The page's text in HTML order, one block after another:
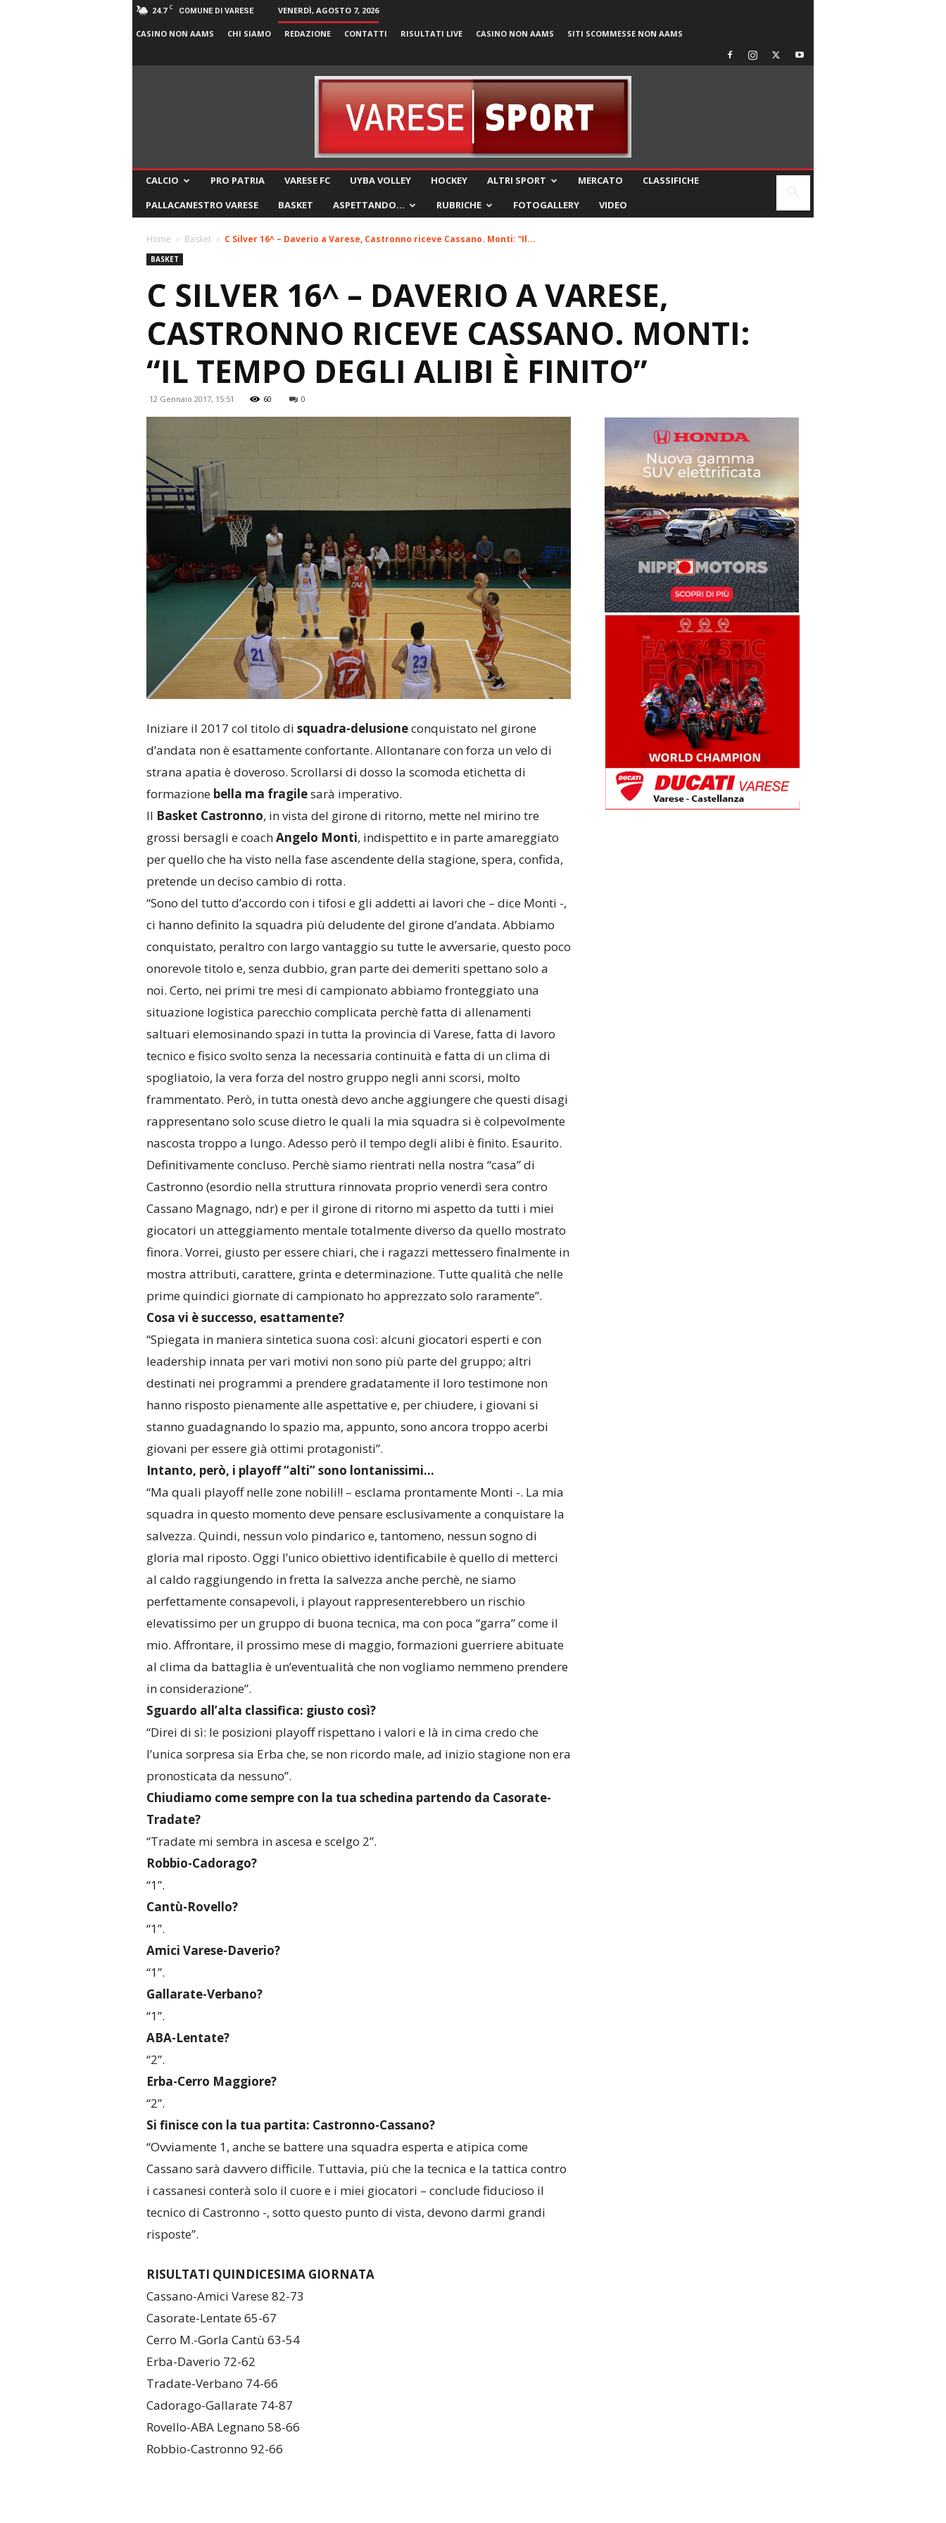
24.7 C COMUNE DI VARESE VENERDÌ, AGOSTO 7, 2026
CASINO NON AAMS CHI SIAMO REDAZIONE CONTATTI RISULTATI LIVE CASINO NON AAMS SITI SCOMMESSE NON AAMS
CALCIO PRO PATRIA VARESE FC UYBA VOLLEY HOCKEY ALTRI SPORT MERCATO
CLASSIFICHE
PALLACANESTRO VARESE
BASKET ASPETTANDO… RUBRICHE FOTOGALLERY VIDEO
Home Basket C Silver 16^ – Daverio a Varese, Castronno riceve Cassano. Monti: “Il...
BASKET
C SILVER 16^ – DAVERIO A VARESE,
CASTRONNO RICEVE CASSANO. MONTI:
“IL TEMPO DEGLI ALIBI È FINITO”
12 Gennaio 2017, 15:51 60 0
Iniziare il 2017 col titolo di squadra-delusioneconquistato nel girone
d’andata non è esattamente confortante. Allontanare con forza un velo di
strana apatia è doveroso. Scrollarsi di dosso la scomoda etichetta di
formazione bella ma fragilesarà imperativo.
Il Basket Castronno, in vista del girone di ritorno, mette nel mirino tre
grossi bersagli e coachAngelo Monti, indispettito e in parte amareggiato
per quello che ha visto nella fase ascendente della stagione, spera, confida,
pretende un deciso cambio di rotta.
“Sono del tutto d’accordo con i tifosi e gli addetti ai lavori che – dice Monti -,
ci hanno definito la squadra più deludente del girone d’andata. Abbiamo
conquistato, peraltro con largo vantaggio su tutte le avversarie, questo poco
onorevole titolo e, senza dubbio, gran parte dei demeriti spettano solo a
noi. Certo, nei primi tre mesi di campionato abbiamo fronteggiato una
situazione logistica parecchio complicata perchè fatta di allenamenti
saltuari elemosinando spazi in tutta la provincia di Varese, fatta di lavoro
tecnico e fisico svolto senza la necessaria continuità e fatta di un clima di
spogliatoio, la vera forza del nostro gruppo negli anni scorsi, molto
frammentato. Però, in tutta onestà devo anche aggiungere che questi disagi
rappresentano solo scuse dietro le quali la mia squadra si è colpevolmente
nascosta troppo a lungo. Adesso però il tempo degli alibi è finito. Esaurito.
Definitivamente concluso. Perchè siamo rientrati nella nostra “casa” di
Castronno (esordio nella struttura rinnovata proprio venerdì sera contro
Cassano Magnago, ndr) e per il girone di ritorno mi aspetto da tutti i miei
giocatori un atteggiamento mentale totalmente diverso da quello mostrato
finora. Vorrei, giusto per essere chiari, che i ragazzi mettessero finalmente in
mostra attributi, carattere, grinta e determinazione. Tutte qualità che nelle
prime quindici giornate di campionato ho apprezzato solo raramente”.
Cosa vi è successo, esattamente?
“Spiegata in maniera sintetica suona così: alcuni giocatori esperti e con
leadership innata per vari motivi non sono più parte del gruppo; altri
destinati nei programmi a prendere gradatamente il loro testimone non
hanno risposto pienamente alle aspettative e, per chiudere, i giovani si
stanno guadagnando lo spazio ma, appunto, sono ancora troppo acerbi
giovani per essere già ottimi protagonisti”.
Intanto, però, i playoff “alti” sono lontanissimi…
“Ma quali playoff nelle zone nobili!! – esclama prontamente Monti -. La mia
squadra in questo momento deve pensare esclusivamente a conquistare la
salvezza. Quindi, nessun volo pindarico e, tantomeno, nessun sogno di
gloria mal riposto. Oggi l’unico obiettivo identificabile è quello di metterci
al caldo raggiungendo in fretta la salvezza anche perchè, ne siamo
perfettamente consapevoli, i playout rappresenterebbero un rischio
elevatissimo per un gruppo di buona tecnica, ma con poca “garra” come il
mio. Affrontare, il prossimo mese di maggio, formazioni guerriere abituate
al clima da battaglia è un’eventualità che non vogliamo nemmeno prendere
in considerazione”.
Sguardo all’alta classifica: giusto così?
“Direi di sì: le posizioni playoff rispettano i valori e là in cima credo che
l’unica sorpresa sia Erba che, se non ricordo male, ad inizio stagione non era
pronosticata da nessuno”.
Chiudiamo come sempre con la tua schedina partendo da Casorate-
Tradate?
“Tradate mi sembra in ascesa e scelgo 2”.
Robbio-Cadorago?
“1”.
Cantù-Rovello?
“1”.
Amici Varese-Daverio?
“1”.
Gallarate-Verbano?
“1”.
ABA-Lentate?
“2”.
Erba-Cerro Maggiore?
“2”.
Si finisce con la tua partita: Castronno-Cassano?
“Ovviamente 1, anche se battere una squadra esperta e atipica come
Cassano sarà davvero difficile. Tuttavia, più che la tecnica e la tattica contro
i cassanesi conterà solo il cuore e i miei giocatori – conclude fiducioso il
tecnico di Castronno -, sotto questo punto di vista, devono darmi grandi
risposte”.
RISULTATI QUINDICESIMA GIORNATA
Cassano-Amici Varese 82-73
Casorate-Lentate 65-67
Cerro M.-Gorla Cantù 63-54
Erba-Daverio 72-62
Tradate-Verbano 74-66
Cadorago-Gallarate 74-87
Rovello-ABA Legnano 58-66
Robbio-Castronno 92-66